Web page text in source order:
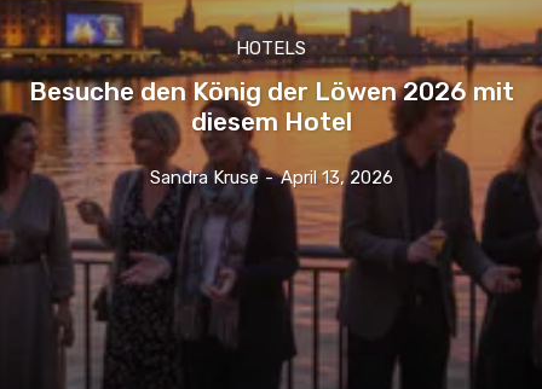
HOTELS
Besuche den König der Löwen 2026 mit
diesem Hotel
Sandra Kruse - April 13, 2026